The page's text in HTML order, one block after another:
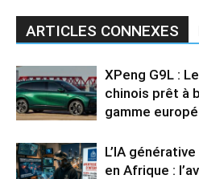
ARTICLES CONNEXES
XPeng G9L :
chinois prêt à
gamme
L’IA
en Afrique :